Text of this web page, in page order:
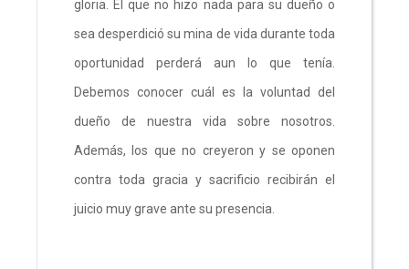
gloria. Él que no hizo nada para su dueño o
sea desperdició su mina de vida durante toda
oportunidad perderá aun lo que tenía.
Debemos conocer cuál es la voluntad del
dueño de nuestra vida sobre nosotros.
Además, los que no creyeron y se oponen
contra toda gracia y sacrificio recibirán el
juicio muy grave ante su presencia.